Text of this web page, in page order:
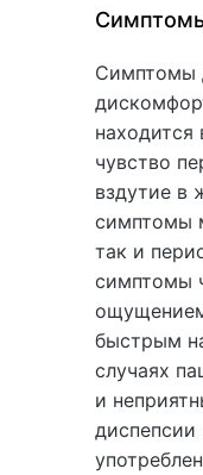
Симптомы
находится
чувство
вздутие в
симптомы
так и
симптомы
быстрым
случаях
и
диспепсии